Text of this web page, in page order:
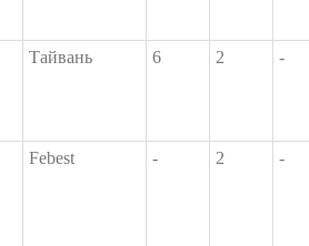
Тайвань 6 2 -
Febest - 2 -